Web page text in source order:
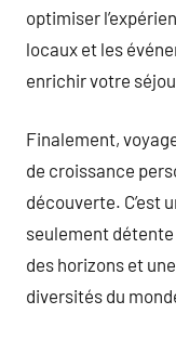
optimiser
locaux et les
enrichir votre
Finalement,
de croissance
découverte. C’est
seulement
des horizons et
diversités du